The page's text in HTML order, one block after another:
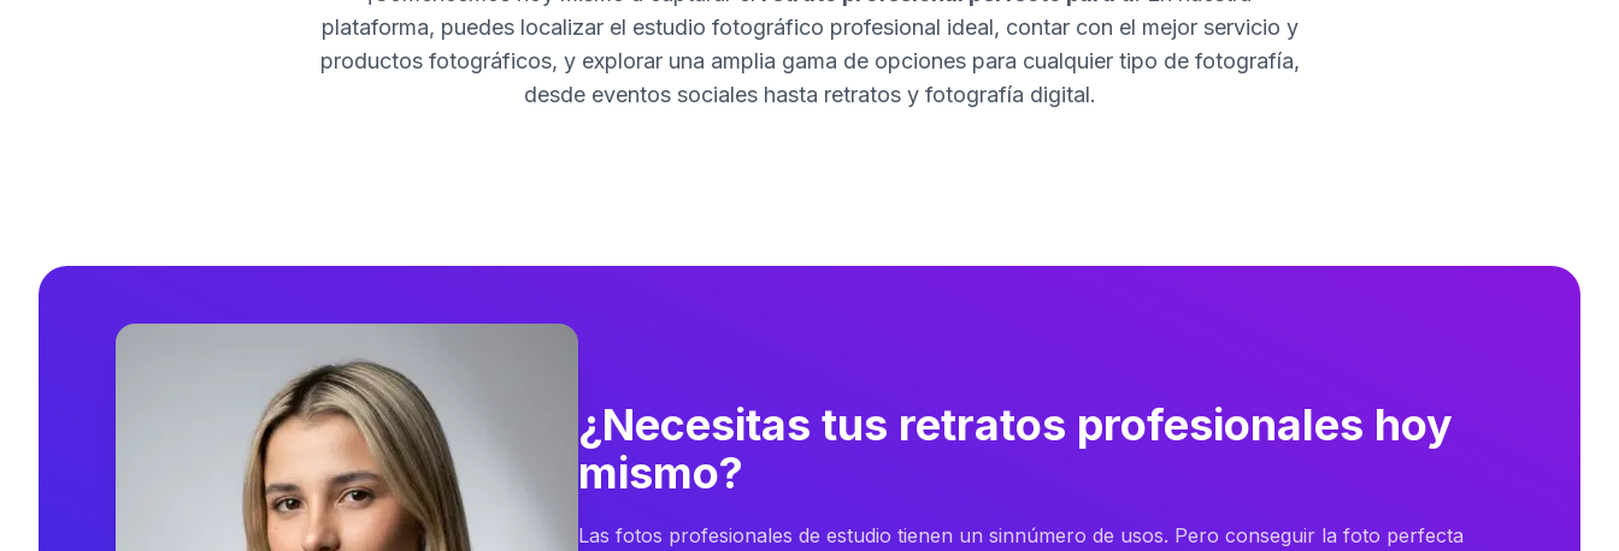
plataforma, puedes localizar el estudio fotográfico profesional ideal, contar con el mejor servicio y
productos fotográficos, y explorar una amplia gama de opciones para cualquier tipo de fotografía,
desde eventos sociales hasta retratos y fotografía digital.
¿Necesitas tus retratos profesionales hoy
mismo?
Las fotos profesionales de estudio tienen un sinnúmero de usos. Pero conseguir la foto perfecta